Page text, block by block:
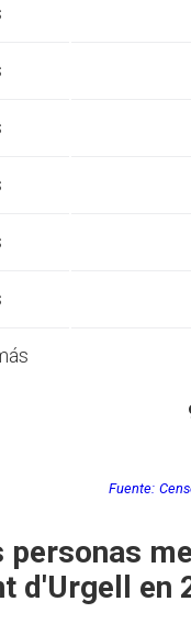
Fuente:
personas
d'Urgell en